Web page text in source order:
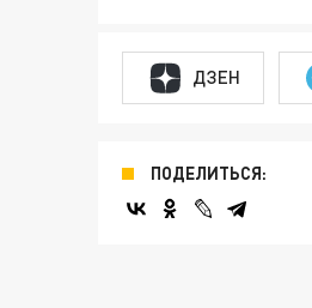
ДЗЕН
ПОДЕЛИТЬСЯ: